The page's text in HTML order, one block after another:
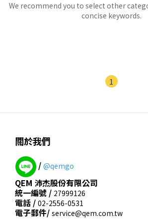
We recommend you to select other
concise keywords.
1
關於我們
/ @qemgo
QEM 沛杰股份有限公司
統一編號 / 27999126
電話 / 02-2556-0531
電子郵件/ service@qem.com.tw